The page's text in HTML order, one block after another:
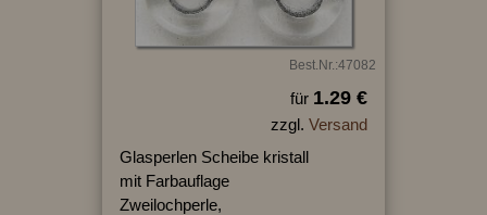
Best.Nr.:47082
für 1.29 €
zzgl. Versand
Glasperlen Scheibe kristall
mit Farbauflage
Zweilochperle,